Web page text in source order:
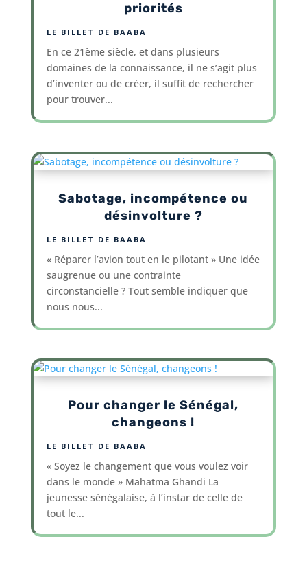
priorités
LE BILLET DE BAABA
En ce 21ème siècle, et dans plusieurs
domaines de la connaissance, il ne s’agit plus
d’inventer ou de créer, il suffit de rechercher
pour trouver...
Sabotage, incompétence ou
désinvolture ?
LE BILLET DE BAABA
« Réparer l’avion tout en le pilotant » Une idée
saugrenue ou une contrainte
circonstancielle ? Tout semble indiquer que
nous nous...
Pour changer le Sénégal,
changeons !
LE BILLET DE BAABA
« Soyez le changement que vous voulez voir
dans le monde » Mahatma Ghandi La
jeunesse sénégalaise, à l’instar de celle de
tout le...